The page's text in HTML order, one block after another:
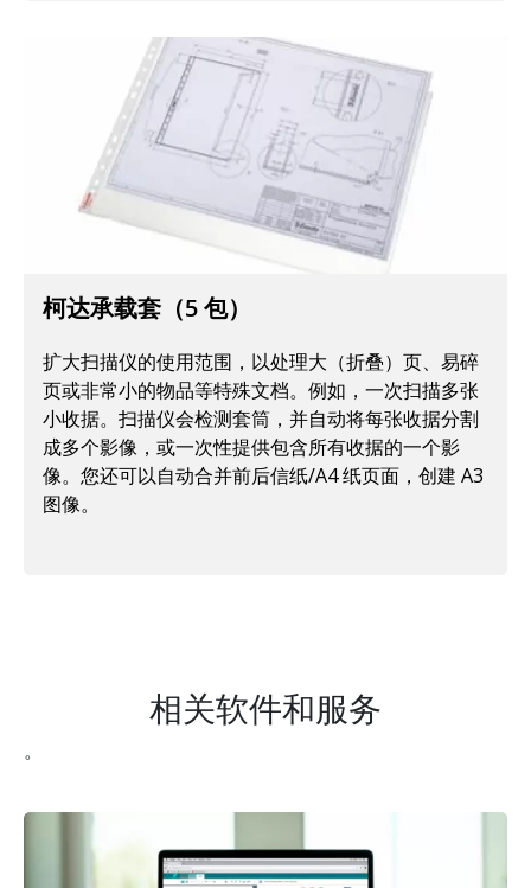
柯达承载套（5 包）
扩大扫描仪的使用范围，以处理大（折叠）页、易碎
页或非常小的物品等特殊文档。例如，一次扫描多张
小收据。扫描仪会检测套筒，并自动将每张收据分割
成多个影像，或一次性提供包含所有收据的一个影
像。您还可以自动合并前后信纸/A4 纸页面，创建 A3
图像。
相关软件和服务
。
图像